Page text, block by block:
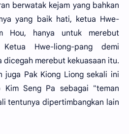
berwatak kejam yang bahkan
yang baik hati, ketua Hwe-
Hou, hanya untuk merebut
Hwe-liong-pang demi
dicegah merebut kekuasaan itu.
juga Pak Kiong Liong sekali ini
Kim Seng Pa sebagai "teman
tentunya dipertimbangkan lain